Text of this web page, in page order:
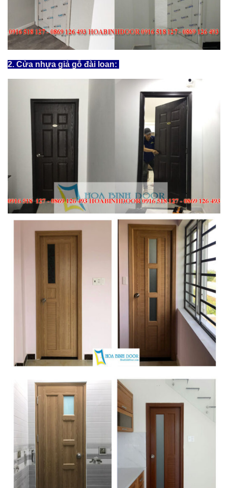
2. Cửa nhựa giả gỗ đài loan: